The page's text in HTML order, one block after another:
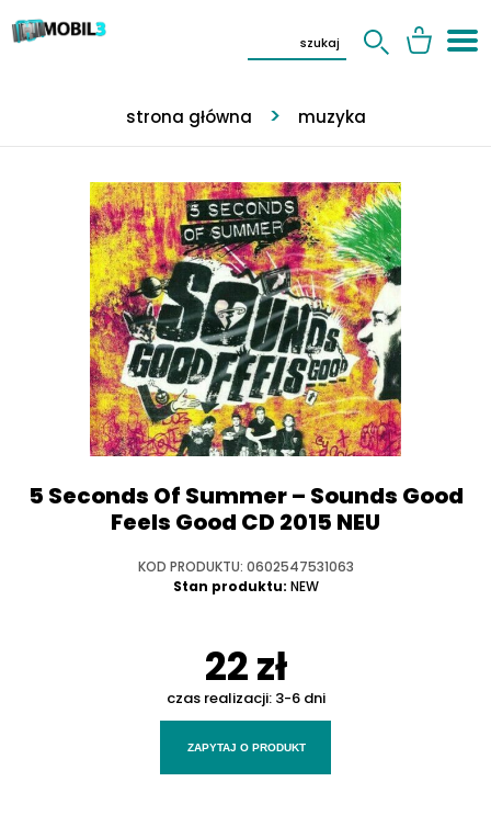
strona główna muzyka
5 Seconds Of Summer ‎– Sounds Good
Feels Good CD 2015 NEU
KOD PRODUKTU: 0602547531063
Stan produktu: NEW
22 zł
czas realizacji: 3-6 dni
ZAPYTAJ O PRODUKT